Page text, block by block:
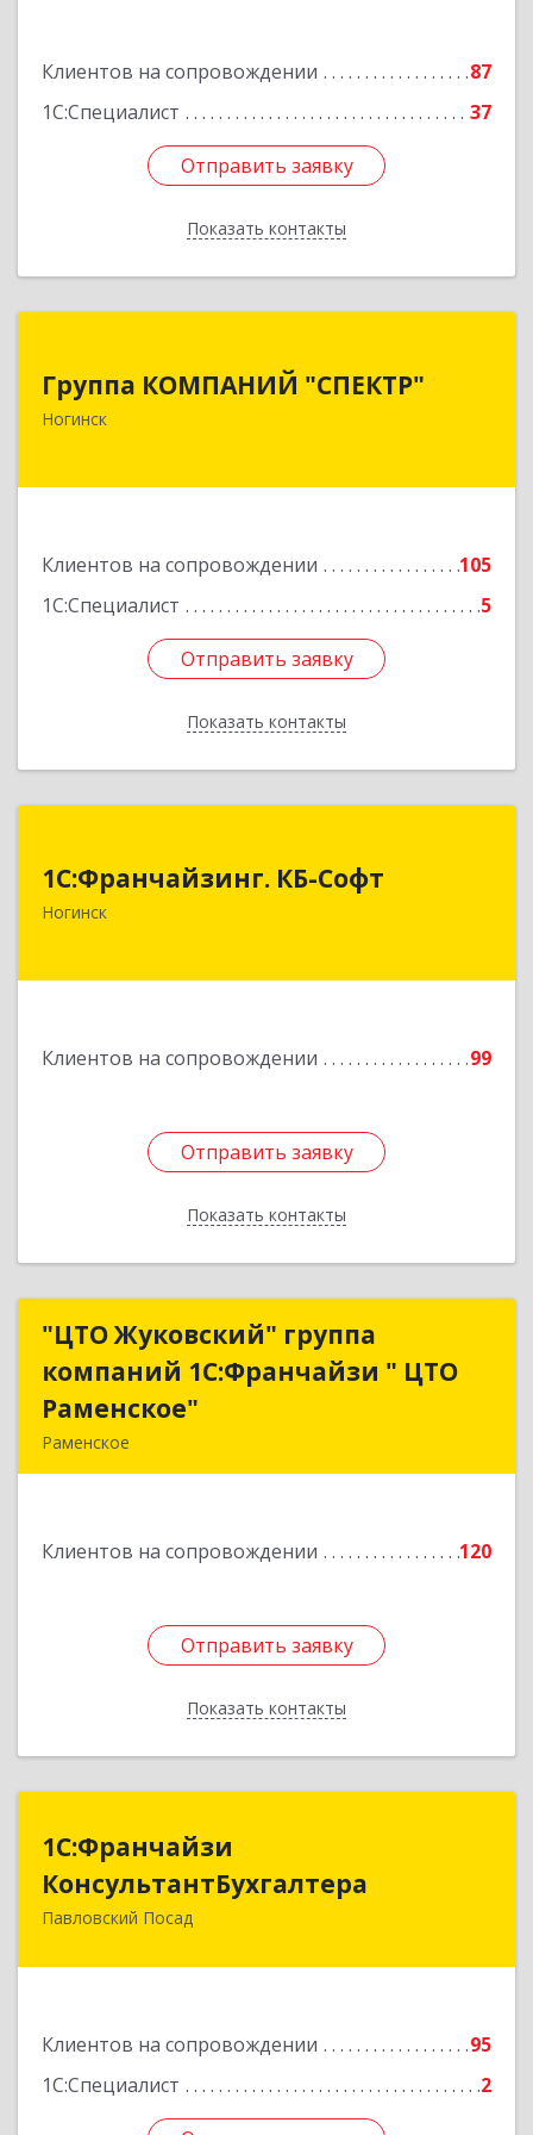
Клиентов на сопровождении
87
1С:Специалист
37
Отправить заявку
Показать контакты
Отправить заявку
Назад
Группа КОМПАНИЙ "СПЕКТР"
Ногинск
Клиентов на сопровождении
105
1С:Специалист
5
Отправить заявку
Показать контакты
Ногинск г, Рогожская ул, дом № 89, оф.210
Подробнее
Отправить заявку
Назад
1С:Франчайзинг. КБ-Софт
Ногинск
Клиентов на сопровождении 99
Отправить заявку
Показать контакты
142400, Московская обл, г.о Богородский,
Ногинск г, Индустриальная ул, Здание № 41В,
Отправить заявку
Назад
"ЦТО Жуковский" группа
компаний 1С:Франчайзи " ЦТО
Раменское"
Раменское
Клиентов на сопровождении 120
Отправить заявку
Показать контакты
"ЦТО Жуковский" группа
компаний 1С:Франчайзи " ЦТО
Подробнее
Отправить заявку
Назад
1С:Франчайзи
КонсультантБухгалтера
Павловский Посад
Клиентов на сопровождении
95
1С:Специалист
2
КонсультантБухгалтера
142500, Московская обл, Павловский Посад г,